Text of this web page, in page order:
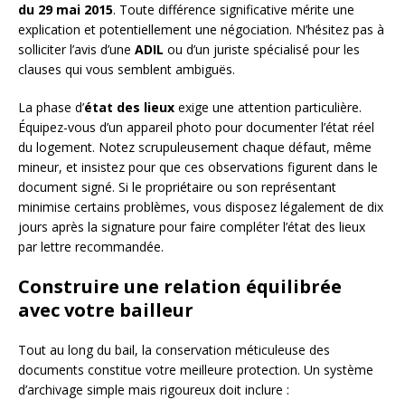
du 29 mai 2015. Toute différence significative mérite une
explication et potentiellement une négociation. N’hésitez pas à
solliciter l’avis d’une ADIL ou d’un juriste spécialisé pour les
clauses qui vous semblent ambiguës.
La phase d’état des lieux exige une attention particulière.
Équipez-vous d’un appareil photo pour documenter l’état réel
du logement. Notez scrupuleusement chaque défaut, même
mineur, et insistez pour que ces observations figurent dans le
document signé. Si le propriétaire ou son représentant
minimise certains problèmes, vous disposez légalement de dix
jours après la signature pour faire compléter l’état des lieux
par lettre recommandée.
Construire une relation équilibrée
avec votre bailleur
Tout au long du bail, la conservation méticuleuse des
documents constitue votre meilleure protection. Un système
d’archivage simple mais rigoureux doit inclure :